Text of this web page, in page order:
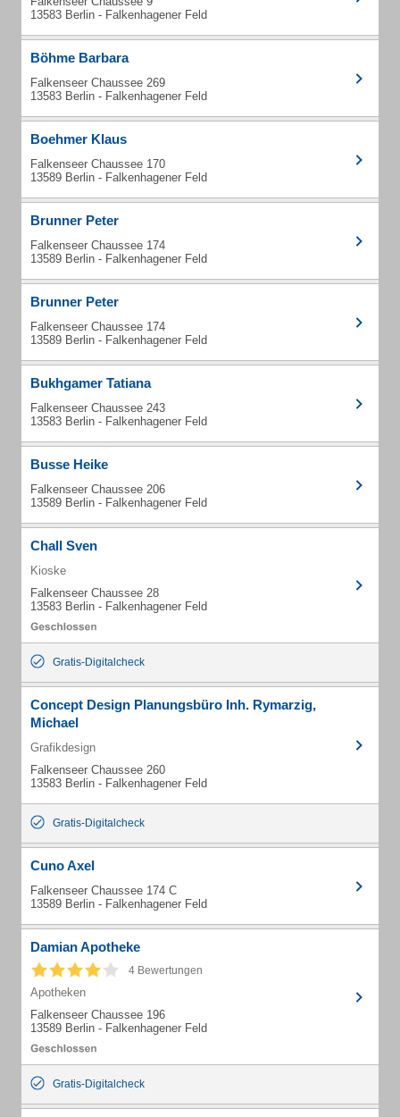
13583 Berlin - Falkenhagener Feld
Böhme Barbara
Falkenseer Chaussee 269
13583 Berlin - Falkenhagener Feld
Boehmer Klaus
Falkenseer Chaussee 170
13589 Berlin - Falkenhagener Feld
Brunner Peter
Falkenseer Chaussee 174
13589 Berlin - Falkenhagener Feld
Brunner Peter
Falkenseer Chaussee 174
13589 Berlin - Falkenhagener Feld
Bukhgamer Tatiana
Falkenseer Chaussee 243
13583 Berlin - Falkenhagener Feld
Busse Heike
Falkenseer Chaussee 206
13589 Berlin - Falkenhagener Feld
Chall Sven
Kioske
Falkenseer Chaussee 28
13583 Berlin - Falkenhagener Feld
Gratis-Digitalcheck
Concept Design Planungsbüro Inh. Rymarzig,
Michael
Grafikdesign
Falkenseer Chaussee 260
13583 Berlin - Falkenhagener Feld
Gratis-Digitalcheck
Cuno Axel
Falkenseer Chaussee 174 C
13589 Berlin - Falkenhagener Feld
Damian Apotheke
4 Bewertungen
Apotheken
Falkenseer Chaussee 196
13589 Berlin - Falkenhagener Feld
Gratis-Digitalcheck